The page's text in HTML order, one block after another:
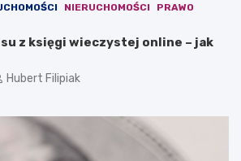
NIERUCHOMOŚCI
PRAWO
z księgi wieczystej online – jak
Hubert Filipiak